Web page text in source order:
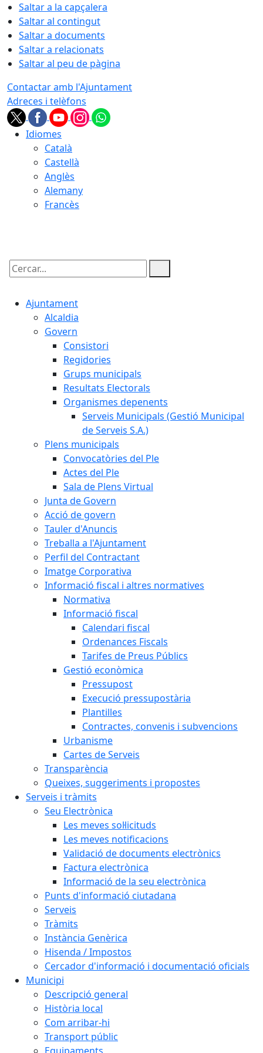
Saltar a la capçalera
Saltar al contingut
Saltar a documents
Saltar a relacionats
Saltar al peu de pàgina
Contactar amb l'Ajuntament
Adreces i telèfons
Idiomes
Català
Castellà
Anglès
Alemany
Francès
Cercar:
Ajuntament
Alcaldia
Govern
Consistori
Regidories
Grups municipals
Resultats Electorals
Organismes depenents
Serveis Municipals (Gestió Municipal
de Serveis S.A.)
Plens municipals
Convocatòries del Ple
Actes del Ple
Sala de Plens Virtual
Junta de Govern
Acció de govern
Tauler d'Anuncis
Treballa a l'Ajuntament
Perfil del Contractant
Imatge Corporativa
Informació fiscal i altres normatives
Normativa
Informació fiscal
Calendari fiscal
Ordenances Fiscals
Tarifes de Preus Públics
Gestió econòmica
Pressupost
Execució pressupostària
Plantilles
Contractes, convenis i subvencions
Urbanisme
Cartes de Serveis
Transparència
Queixes, suggeriments i propostes
Serveis i tràmits
Seu Electrònica
Les meves sol·licituds
Les meves notificacions
Validació de documents electrònics
Factura electrònica
Informació de la seu electrònica
Punts d'informació ciutadana
Serveis
Tràmits
Instància Genèrica
Hisenda / Impostos
Cercador d'informació i documentació oficials
Municipi
Descripció general
Història local
Com arribar-hi
Transport públic